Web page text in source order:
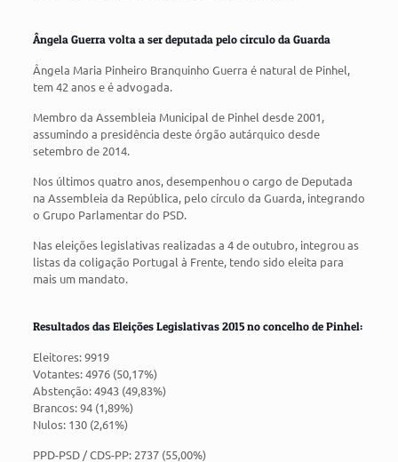
Ângela Guerra volta a ser deputada pelo círculo da Guarda
Ângela Maria Pinheiro Branquinho Guerra é natural de Pinhel,
tem 42 anos e é advogada.
Membro da Assembleia Municipal de Pinhel desde 2001,
assumindo a presidência deste órgão autárquico desde
setembro de 2014.
Nos últimos quatro anos, desempenhou o cargo de Deputada
na Assembleia da República, pelo círculo da Guarda, integrando
o Grupo Parlamentar do PSD.
Nas eleições legislativas realizadas a 4 de outubro, integrou as
listas da coligação Portugal à Frente, tendo sido eleita para
mais um mandato.
Resultados das Eleições Legislativas 2015 no concelho de Pinhel:
Eleitores: 9919
Votantes: 4976 (50,17%)
Abstenção: 4943 (49,83%)
Brancos: 94 (1,89%)
Nulos: 130 (2,61%)
PPD-PSD / CDS-PP: 2737 (55,00%)